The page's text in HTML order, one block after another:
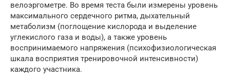
велоэргометре. Во время теста были измерены уровень
максимального сердечного ритма, дыхательный
метаболизм (поглощение кислорода и выделение
углекислого газа и воды), а также уровень
воспринимаемого напряжения (психофизиологическая
шкала восприятия тренировочной интенсивности)
каждого участника.